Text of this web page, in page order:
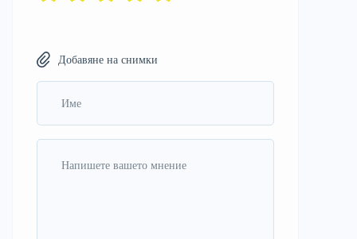
Добавяне на снимки